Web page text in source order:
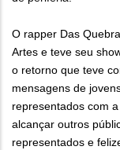
O rapper Das
Artes e teve seu
o retorno que teve
mensagens de
representados com
alcançar outros
representados e